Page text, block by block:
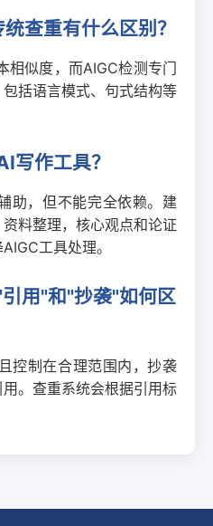
查重有什么区别？
相似度，而AIGC检测专门
括语言模式、句式结构等
写作工具？
助，但不能完全依赖。建
料整理，核心观点和论证
工具处理。
用"和"抄袭"如何区
控制在合理范围内，抄袭
。查重系统会根据引用标